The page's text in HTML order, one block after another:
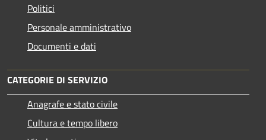
Politici
Personale amministrativo
Documenti e dati
CATEGORIE DI SERVIZIO
Anagrafe e stato civile
Cultura e tempo libero